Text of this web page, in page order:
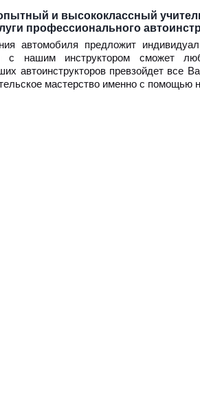
опытный и высококлассный
профессионального
автомобиля предложит
с нашим инструктором сможет
автоинструкторов превзойдет
мастерство именно с помощью